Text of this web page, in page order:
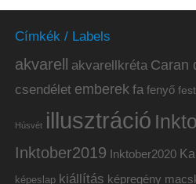
Címkék / Labels
akvarell akvarellkréta Caran
csendélet emberek fa fenyő
Húsvét illusztráció
Inktober2019 Inktober2020
képeslap kiállítás képregény